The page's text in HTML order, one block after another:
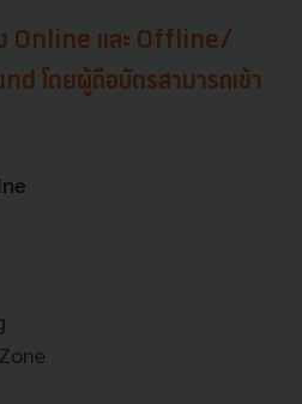
ง Online และ Offline/
โดยผู้ถือบัตรสามารถเข้า